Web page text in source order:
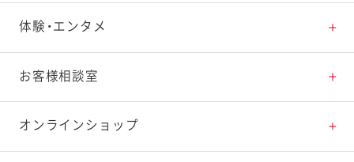
素材の知識
料理の基本
特集レシピ
商品情報トップ
新商品・リニューアル品一覧
販売終了商品一覧
体験・エンタメ
体験・エンタメトップ
マヨテラス（見学施設）
お客様相談室
お客様相談室トップ
オンラインショップ